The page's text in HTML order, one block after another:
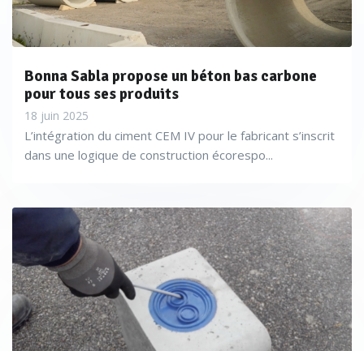
Bonna Sabla propose un béton bas carbone
pour tous ses produits
18 juin 2025
L’intégration du ciment CEM IV pour le fabricant s’inscrit
dans une logique de construction écorespo...